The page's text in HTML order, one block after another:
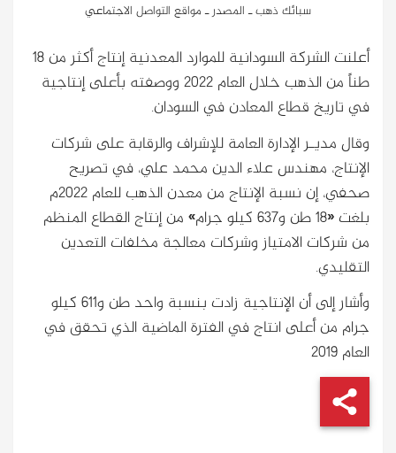
سبائك ذهب ـ المصدر ـ مواقع التواصل الاجتماعي
أعلنت الشركة السودانية للموارد المعدنية إنتاج أكثر من 18
طناً من الذهب خلال العام 2022 ووصفته بأعلى إنتاجية
في تاريخ قطاع المعادن في السودان.
وقال مديـر الإدارة العامة للإشراف والرقابة على شركات
الإنتاج، مهندس علاء الدين محمد علي، في تصريح
صحفي، إن نسبة الإنتاج من معدن الذهب للعام 2022م
بلغت «18 طن و637 كيلو جرام» من إنتاج القطاع المنظم
من شركات الامتياز وشركات معالجة مخلفات التعدين
التقليدي.
وأشار إلى أن الإنتاجية زادت بنسبة واحد طن و611 كيلو
جرام من أعلى انتاج في الفترة الماضية الذي تحقق في
العام 2019